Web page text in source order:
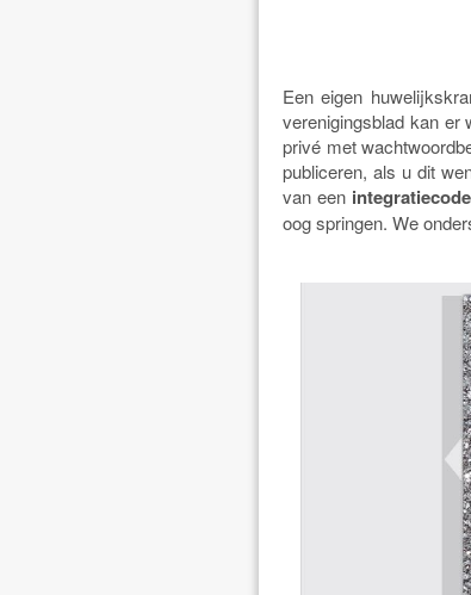
Een eigen
verenigingsblad kan er
privé met
publiceren, als u dit
van een
oog springen. We